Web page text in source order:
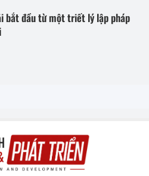
bắt đầu từ một triết lý lập pháp